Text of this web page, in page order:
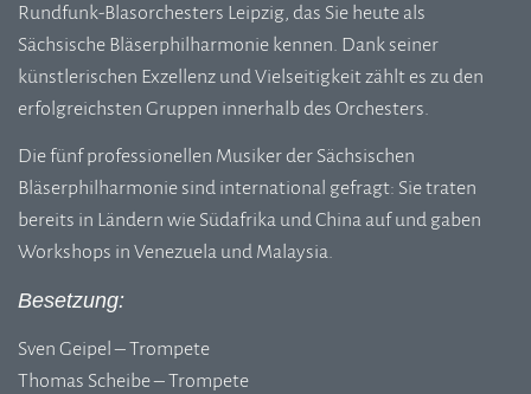
Rundfunk-Blasorchesters Leipzig, das Sie heute als
Sächsische Bläserphilharmonie kennen. Dank seiner
künstlerischen Exzellenz und Vielseitigkeit zählt es zu den
erfolgreichsten Gruppen innerhalb des Orchesters.
Die fünf professionellen Musiker der Sächsischen
Bläserphilharmonie sind international gefragt: Sie traten
bereits in Ländern wie Südafrika und China auf und gaben
Workshops in Venezuela und Malaysia.
Besetzung:
Sven Geipel – Trompete
Thomas Scheibe – Trompete